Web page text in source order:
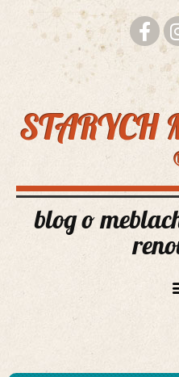
STARYCH
blog o